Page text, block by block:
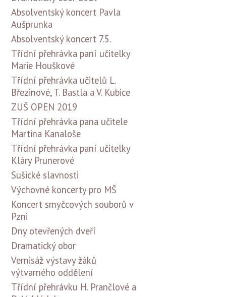
Absolventský koncert Pavla
Aušprunka
Absolventský koncert 7.5.
Třídní přehrávka paní učitelky
Marie Houškové
Třídní přehrávka učitelů L.
Březinové, T. Bastla a V. Kubice
ZUŠ OPEN 2019
Třídní přehrávka pana učitele
Martina Kanaloše
Třídní přehrávka paní učitelky
Kláry Prunerové
Sušické slavnosti
Výchovné koncerty pro MŠ
Koncert smyčcových souborů v
Pzni
Dny otevřených dveří
Dramatický obor
Vernisáž výstavy žáků
výtvarného oddělení
Třídní přehrávku H. Prančlové a